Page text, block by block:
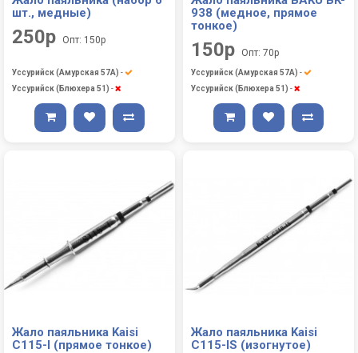
шт., медные)
250р Опт: 150р
Уссурийск (Амурская 57А) -
Уссурийск (Блюхера 51) -
938 (медное, прямое
тонкое)
150р Опт: 70р
Уссурийск (Амурская 57А) -
Уссурийск (Блюхера 51) -
Жало паяльника Kaisi
C115-I (прямое тонкое)
Жало паяльника Kaisi
C115-IS (изогнутое)